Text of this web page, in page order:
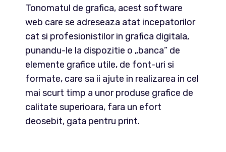
Tonomatul de grafica, acest software
web care se adreseaza atat incepatorilor
cat si profesionistilor in grafica digitala,
punandu-le la dispozitie o „banca” de
elemente grafice utile, de font-uri si
formate, care sa ii ajute in realizarea in cel
mai scurt timp a unor produse grafice de
calitate superioara, fara un efort
deosebit, gata pentru print.